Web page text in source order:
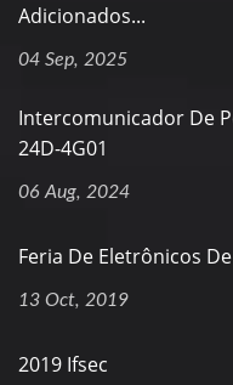
Adicionados...
04 Sep, 2025
Intercomunicador De
24D-4G01
06 Aug, 2024
Feria De Eletrônicos
13 Oct, 2019
2019 Ifsec